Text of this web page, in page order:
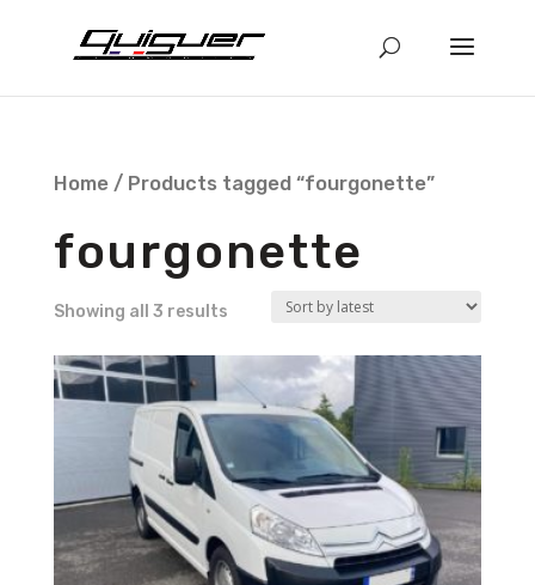
Home/ Products tagged “fourgonette”
fourgonette
Showing all 3 results